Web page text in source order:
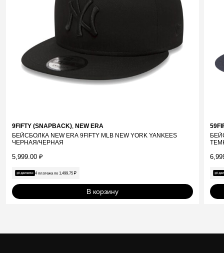
9FIFTY (SNAPBACK), NEW ERA
БЕЙСБОЛКА NEW ERA 9FIFTY MLB NEW YORK YANKEES
ЧЕРНАЯ/ЧЕРНАЯ
5,999.00 ₽
4 платежа по 1,499.75 ₽
В корзину